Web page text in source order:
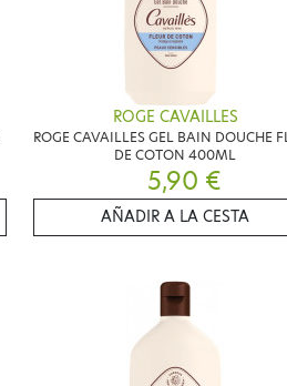
ROGE CAVAILLES
ROGE CAVAILLES GEL BAIN DOUCHE
DE COTON 400ML
5,90 €
AÑADIR A LA CESTA